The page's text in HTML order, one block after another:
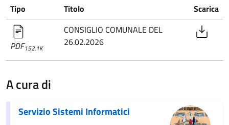
Tipo Titolo Scarica
PDF152,1K
CONSIGLIO COMUNALE DEL
26.02.2026
A cura di
Servizio Sistemi Informatici